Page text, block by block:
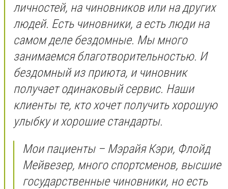
личностей, на чиновников или на других
людей. Есть чиновники, а есть люди на
самом деле бездомные. Мы много
занимаемся благотворительностью. И
бездомный из приюта, и чиновник
получает одинаковый сервис. Наши
клиенты те, кто хочет получить хорошую
улыбку и хорошие стандарты.
Мои пациенты – Мэрайя Кэри, Флойд
Мейвезер, много спортсменов, высшие
государственные чиновники, но есть